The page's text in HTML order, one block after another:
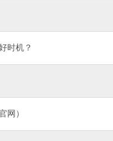
时机？
网）